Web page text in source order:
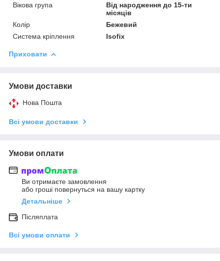
Вікова група
Від народження до 15-ти
місяців
Колір
Бежевий
Система кріплення
Isofix
Приховати
Умови доставки
Нова Пошта
Всі умови доставки
Умови оплати
Ви отримаєте замовлення
або гроші повернуться на вашу картку
Детальніше
Післяплата
Всі умови оплати